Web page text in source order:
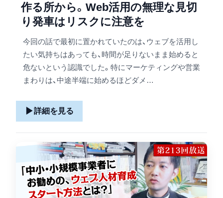
作る所から。Web活用の無理な見切
り発車はリスクに注意を
今回の話で最初に置かれていたのは、ウェブを活用し
たい気持ちはあっても、時間が足りないまま始めると
危ないという認識でした。特にマーケティングや営業
まわりは、中途半端に始めるほどダメ…
▶詳細を見る